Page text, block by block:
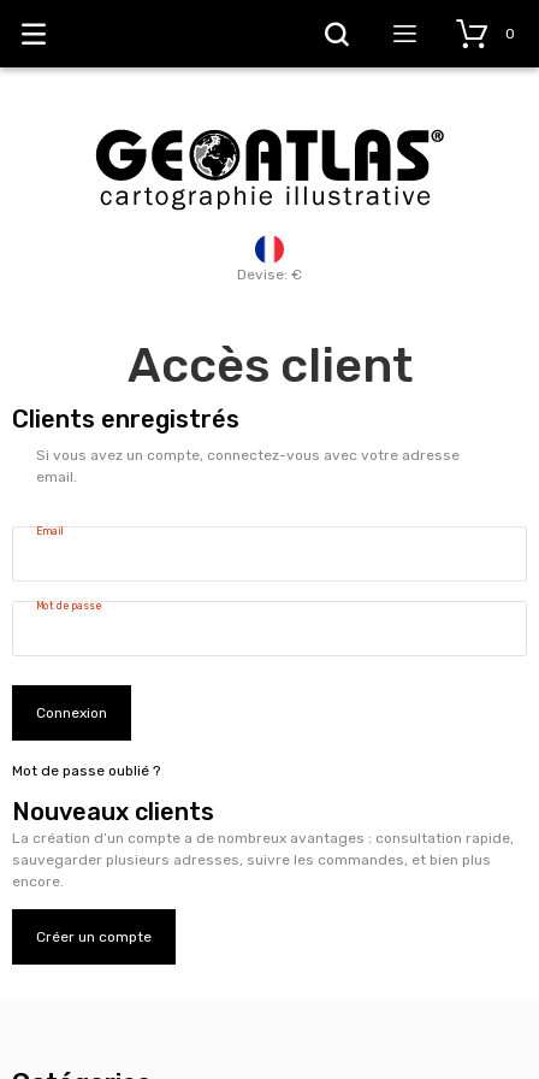
Devise: €
0
Accès client
Clients enregistrés
Si vous avez un compte, connectez-vous avec votre adresse
email.
Email
Mot de passe
Connexion
Mot de passe oublié ?
Nouveaux clients
La création d’un compte a de nombreux avantages : consultation rapide,
sauvegarder plusieurs adresses, suivre les commandes, et bien plus
encore.
Créer un compte